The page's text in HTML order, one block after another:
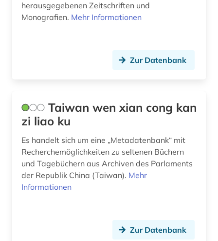
herausgegebenen Zeitschriften und
Monografien. Mehr Informationen
Zur Datenbank
Taiwan wen xian cong kan
zi liao ku
Es handelt sich um eine „Metadatenbank“ mit
Recherchemöglichkeiten zu seltenen Büchern
und Tagebüchern aus Archiven des Parlaments
der Republik China (Taiwan). Mehr
Informationen
Zur Datenbank